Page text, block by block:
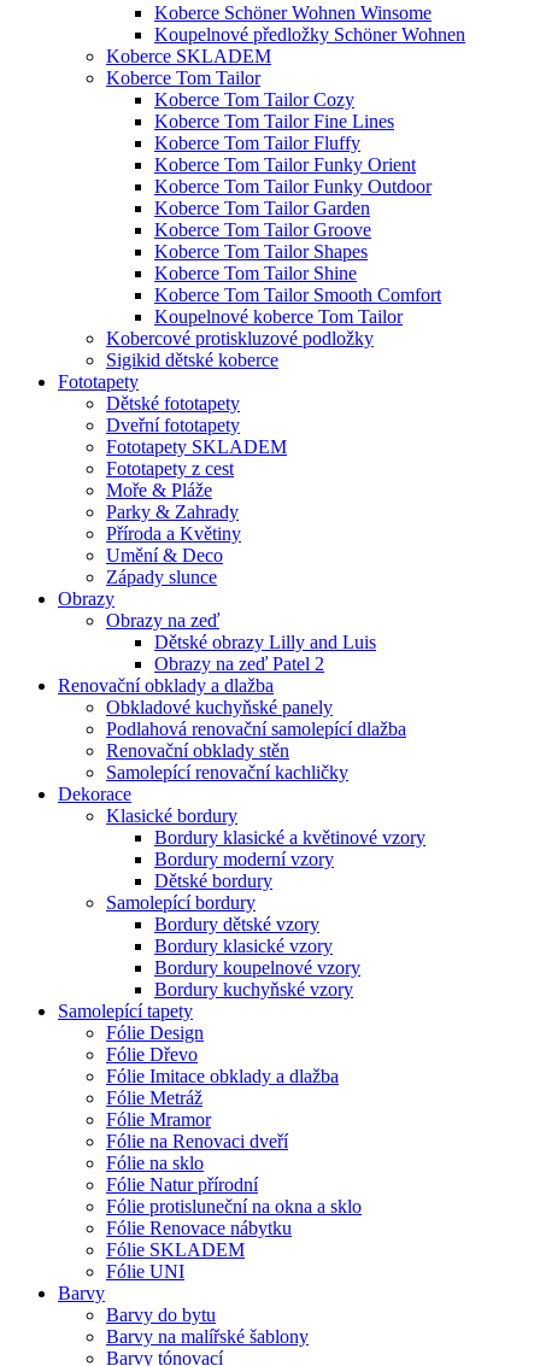
Koberce Schöner Wohnen Winsome
Koupelnové předložky Schöner Wohnen
Koberce SKLADEM
Koberce Tom Tailor
Koberce Tom Tailor Cozy
Koberce Tom Tailor Fine Lines
Koberce Tom Tailor Fluffy
Koberce Tom Tailor Funky Orient
Koberce Tom Tailor Funky Outdoor
Koberce Tom Tailor Garden
Koberce Tom Tailor Groove
Koberce Tom Tailor Shapes
Koberce Tom Tailor Shine
Koberce Tom Tailor Smooth Comfort
Koupelnové koberce Tom Tailor
Kobercové protiskluzové podložky
Sigikid dětské koberce
Fototapety
Dětské fototapety
Dveřní fototapety
Fototapety SKLADEM
Fototapety z cest
Moře & Pláže
Parky & Zahrady
Příroda a Květiny
Umění & Deco
Západy slunce
Obrazy
Obrazy na zeď
Dětské obrazy Lilly and Luis
Obrazy na zeď Patel 2
Renovační obklady a dlažba
Obkladové kuchyňské panely
Podlahová renovační samolepící dlažba
Renovační obklady stěn
Samolepící renovační kachličky
Dekorace
Klasické bordury
Bordury klasické a květinové vzory
Bordury moderní vzory
Dětské bordury
Samolepící bordury
Bordury dětské vzory
Bordury klasické vzory
Bordury koupelnové vzory
Bordury kuchyňské vzory
Samolepící tapety
Fólie Design
Fólie Dřevo
Fólie Imitace obklady a dlažba
Fólie Metráž
Fólie Mramor
Fólie na Renovaci dveří
Fólie na sklo
Fólie Natur přírodní
Fólie protisluneční na okna a sklo
Fólie Renovace nábytku
Fólie SKLADEM
Fólie UNI
Barvy
Barvy do bytu
Barvy na malířské šablony
Barvy tónovací